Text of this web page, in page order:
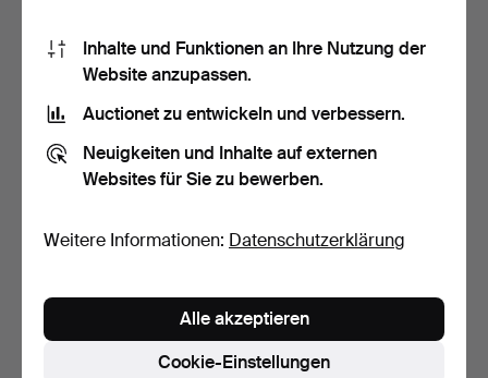
SESSEL, 1 Paar, Gestell aus
Beendet 29. Jun 2026
DÄNENSTUHL, 20.
Jahrhundert.
Beendet 25. Jun 2026
1 Gebot
Inhalte und Funktionen an Ihre Nutzung der
Website anzupassen.
Auctionet zu entwickeln und verbessern.
Neuigkeiten und Inhalte auf externen
Websites für Sie zu bewerben.
Weitere Informationen: Datenschutzerklärung
Cookie-Einstellungen
Alle akzeptieren